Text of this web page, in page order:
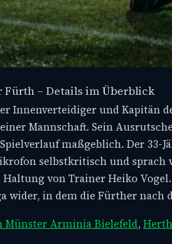
Fürth – Details im Überblick
Innenverteidiger und Kapitän
Mannschaft. Sein
maßgeblich. Der 33-
selbstkritisch und
von Trainer Heiko
wider, in dem die Fürther
Münster Arminia Bielefeld,